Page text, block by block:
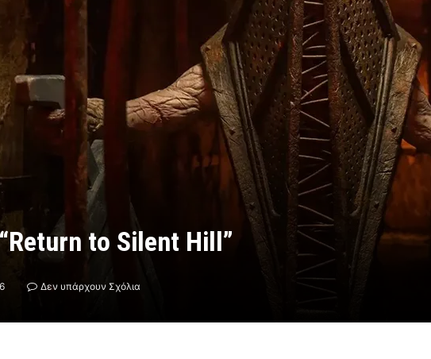
to Silent Hill”
Δεν υπάρχουν Σχόλια